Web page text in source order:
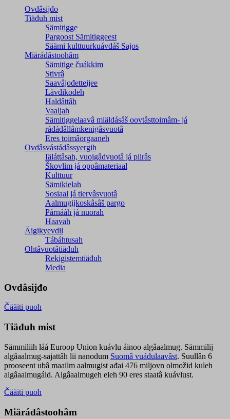
Ovdâsijđo
Tiäđuh mist
Sämitigge
Pargoost Sämitiggeest
Säämi kulttuurkuávdáš Sajos
Miärádâstoohâm
Sämitige čuákkim
Stivrâ
Saavâjođetteijee
Lävdikodeh
Haldâttâh
Vaaljah
Sämitiggelaavâ miäldásâš oovtâsttoimâm- já
ráđádâllâmkenigâsvuotâ
Eres toimâorgaaneh
Ovdâsvástádâssyergih
Iäláttâsah, vuoigâdvuotâ já piirâs
Škovlim já oppâmateriaal
Kulttuur
Sämikielah
Sosiaal já tiervâsvuotâ
Aalmugijkoskâsâš pargo
Párnááh já nuorah
Haavah
Äigikyevdil
Tábáhtusah
Ohtâvuotâtiäđuh
Rekigistemtiäđuh
Media
Ovdâsijđo
Čääiti puoh
Tiäđuh mist
Sämmiliih láá Euroop Union kuávlu áinoo algâaalmug. Sämmilij
algâaalmug-sajattâh lii nanodum Suomâ vuáđulaavâst. Suullân 6
prooseent ubâ maailm aalmugist ađai 476 miljovn olmožid kuleh
algâaalmugáid. Algâaalmugeh eleh 90 eres staatâ kuávlust.
Čääiti puoh
Miärádâstoohâm